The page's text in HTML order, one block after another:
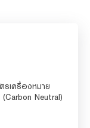
รเครื่องหมาย
Neutral)